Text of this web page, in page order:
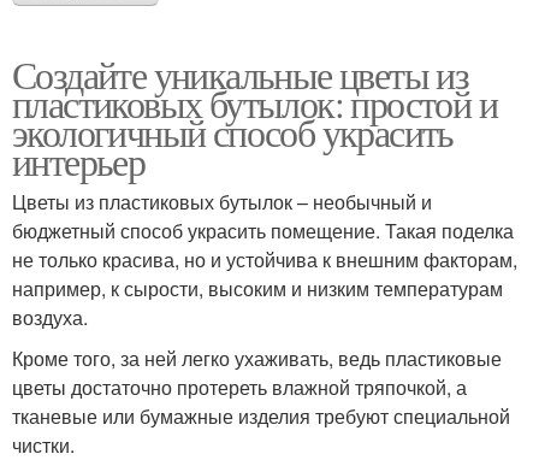
Создайте уникальные цветы из
пластиковых бутылок: простой и
экологичный способ украсить
интерьер
Цветы из пластиковых бутылок – необычный и
бюджетный способ украсить помещение. Такая поделка
не только красива, но и устойчива к внешним факторам,
например, к сырости, высоким и низким температурам
воздуха.
Кроме того, за ней легко ухаживать, ведь пластиковые
цветы достаточно протереть влажной тряпочкой, а
тканевые или бумажные изделия требуют специальной
чистки.